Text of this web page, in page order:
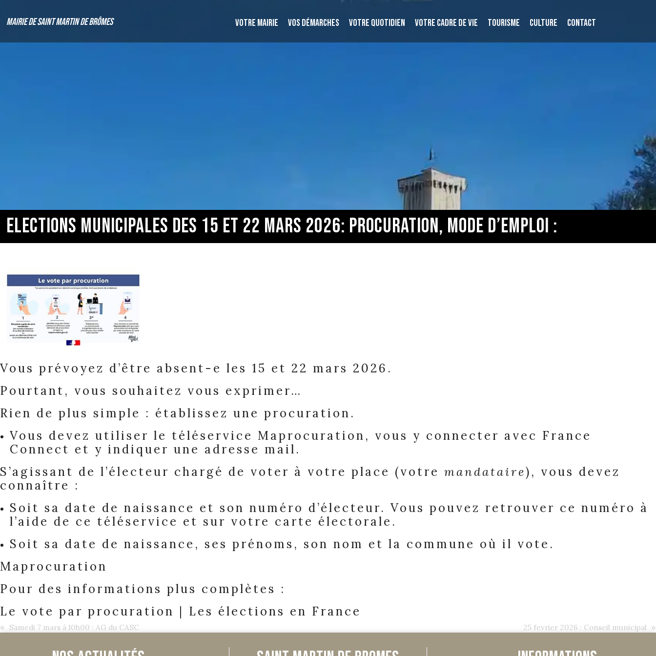
Mairie de Saint Martin de Brômes VOTRE MAIRIE VOS DÉMARCHES VOTRE QUOTIDIEN VOTRE CADRE DE VIE TOURISME CULTURE CONTACT
ELECTIONS MUNICIPALES DES 15 ET 22 MARS 2026: PROCURATION, MODE D’EMPLOI :
Vous prévoyez d’être absent-e les 15 et 22 mars 2026.
Pourtant, vous souhaitez vous exprimer…
Rien de plus simple : établissez une procuration.
Vous devez utiliser le téléservice Maprocuration, vous y connecter avec France
Connect et y indiquer une adresse mail.
S’agissant de l’électeur chargé de voter à votre place (votre mandataire), vous devez
connaître :
Soit sa date de naissance et son numéro d’électeur. Vous pouvez retrouver ce numéro à
l’aide de ce téléservice et sur votre carte électorale.
Soit sa date de naissance, ses prénoms, son nom et la commune où il vote.
Maprocuration
Pour des informations plus complètes :
Le vote par procuration | Les élections en France
« Samedi 7 mars à 10h00 : AG du CASC 25 fevrier 2026 : Conseil municipal »